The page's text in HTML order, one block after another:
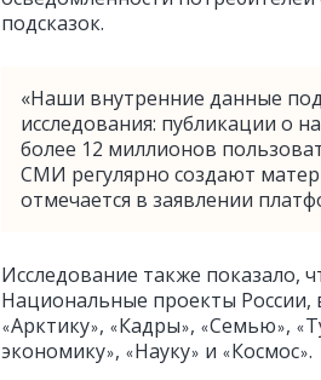
подсказок.
«Наши внутренние данные
исследования: публикации о
более 12 миллионов
СМИ регулярно создают
отмечается в заявлении
Исследование также показало,
Национальные проекты России,
«Арктику», «Кадры», «Семью», «
экономику», «Науку» и «Космос».